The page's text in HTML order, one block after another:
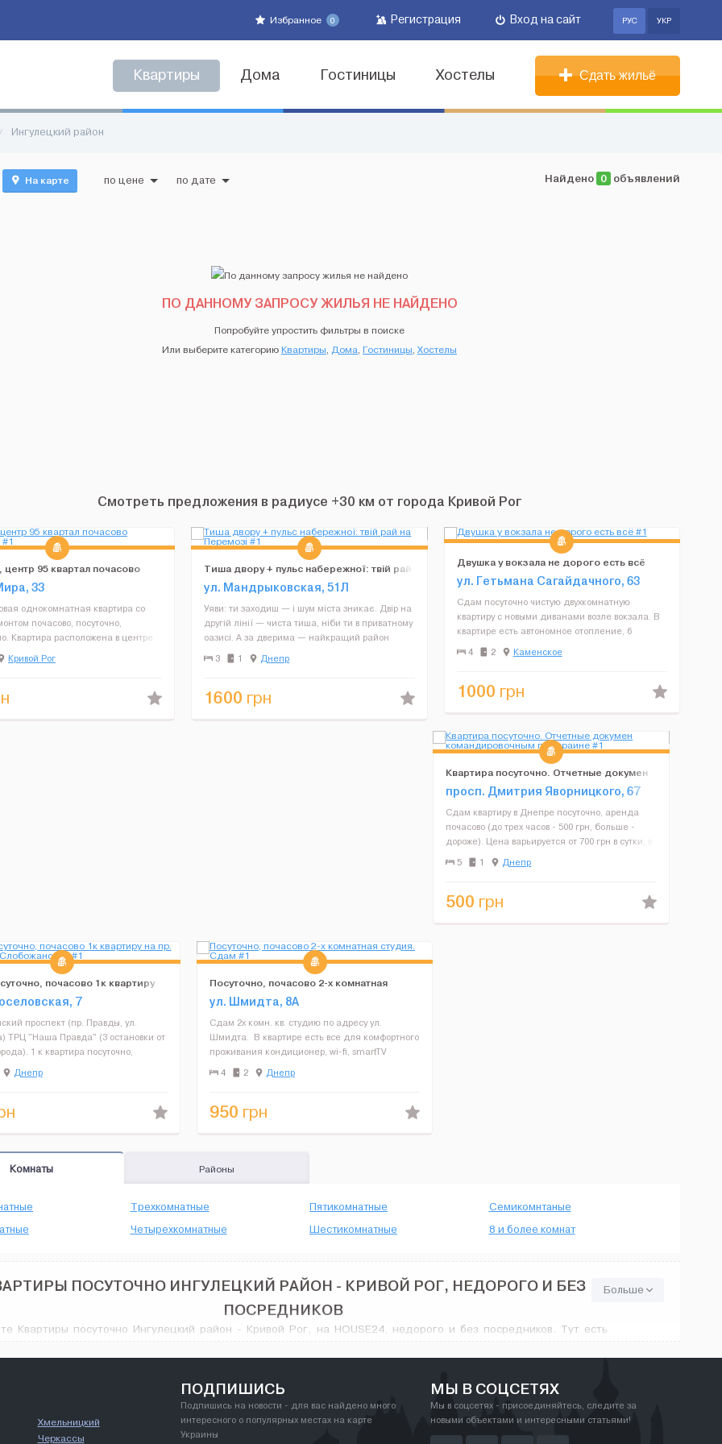
Избранное 0 Регистрация Вход на сайт РУС УКР
Квартиры Дома Гостиницы Хостелы Сдать жильё
/ Ингулецкий район
На карте по цене по дате Найдено 0 объявлений
ПО ДАННОМУ ЗАПРОСУ ЖИЛЬЯ НЕ НАЙДЕНО
Попробуйте упростить фильтры в поиске
Или выберите категориюКвартиры, Дома, Гостиницы, Хостелы
Смотреть предложения в радиусе +30 км от города Кривой Рог
центр 95 квартал почасово
33
однокомнатная квартира со
почасово, посуточно,
Квартира расположена в центре
супермаркеты, кафе, магазины,
развязка, парк. Стоимость
Кривой Рог
Тиша двору + пульс набережної: твій рай
на Перемозі
ул. Мандрыковская, 51Л
Уяви: ти заходиш — і шум міста зникає. Двір на
другій лінії — чиста тиша, ніби ти в приватному
оазисі. А за дверима — найкращий район
Дніпра: Bartolomeo з його магією, River Park
для натхнення, набережний сквер д...
3 1 Днепр
1600 грн
Двушка у вокзала не дорого есть всё
ул. Гетьмана Сагайдачного, 63
Сдам посуточно чистую двухкомнатную
квартиру с новыми диванами возле вокзала. В
квартире есть автономное отопление, 6
спальных мест (2+2+1+1), всегда чистая
постель, полотенца, посуда, холодильник,
4 2 Каменское
1000 грн
Квартира посуточно. Отчетные докумен
командировочным по Украине
просп. Дмитрия Яворницкого, 67
Сдам квартиру в Днепре посуточно, аренда
почасово (до трех часов - 500 грн, больше -
дороже). Цена варьируется от 700 грн в сутки, в
зависимости от количества дней предоплаты,
УТОЧНЯЙТЕ в ВАЙБЕР. Отвечаю на сообщения
5 1 Днепр
500 грн
почасово 1к квартиру
Слобожанский
7
проспект (пр. Правды, ул.
ТРЦ "Наша Правда" (3 остановки от
1 к квартира посуточно,
необходимая мебель (3 спальных
холодильник, электро
Днепр
Посуточно, почасово 2-х комнатная
студия. Сдам
ул. Шмидта, 8А
Сдам 2х комн. кв. студию по адресу ул.
Шмидта. В квартире есть все для комфортного
проживания кондиционер, wi-fi, smartTV
холодильник, СВЧ, утюг, стиральная машинка,
душ-кабина, свежее постельное белье,
4 2 Днепр
950 грн
Комнаты Районы
Трехкомнатные
Четырехкомнатные
Пятикомнатные
Шестикомнатные
Семикомнтаные
8 и более комнат
ПОСУТОЧНО ИНГУЛЕЦКИЙ РАЙОН - КРИВОЙ РОГ, НЕДОРОГО И БЕЗ
ПОСРЕДНИКОВ
Квартиры посуточно Ингулецкий район - Кривой Рог, на HOUSE24, недорого и без посредников. Тут есть
VIP дизайна, количество предлагаемых вариантов вас порадует. На House24.com.ua найдутся любые
Больше
Хмельницкий
Черкассы
ПОДПИШИСЬ
Подпишись на новости - для вас найдено много
интересного о популярных местах на карте
Украины
МЫ В СОЦСЕТЯХ
Мы в соцсетях - присоединяйтесь, следите за
новыми объектами и интересными статьями!